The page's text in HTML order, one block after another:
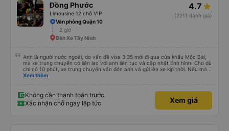
Đồng Phước
Limousine 12 chỗ VIP
4.7
(2211 đánh giá)
Văn phòng Quận 10
2 giờ
Bến Xe Tây Ninh
Anh là người nước ngoài, do vấn đề visa 3:35 mới đi qua cửa khẩu Mộc Bài,
mà xe trung chuyển có liên lạc với anh liên tục và cập nhật tình hình. Cho dù
chỉ có 10 phút, xe trung chuyển vẫn đón anh và gửi lên xe kịp thời. Nếu mà
được, anh thật muốn tip cho bác tài. Xe này là xe Limousine nhưng mà vé xe
Xem thêm
Không cần thanh toán trước
Xác nhận chỗ ngay lập tức
Xem giá